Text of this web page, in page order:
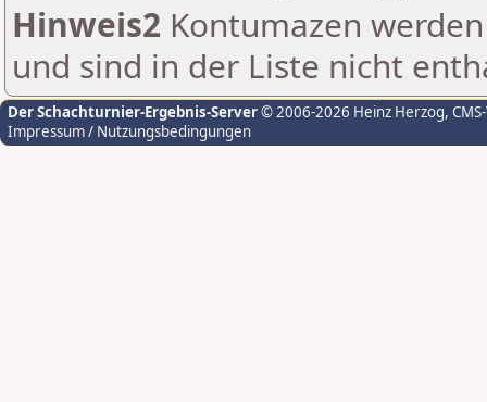
Hinweis2 Kontumazen
und sind in der Liste nicht
Der Schachturnier-Ergebnis-Server© 2006-2026 Heinz Herzog,
Impressum / Nutzungsbedingungen